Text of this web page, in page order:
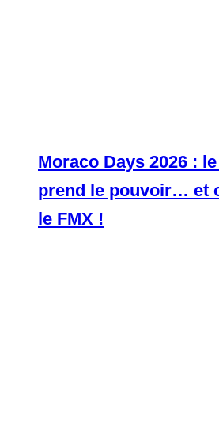
Moraco Days 2026 :
prend le pouvoir… et
le FMX !